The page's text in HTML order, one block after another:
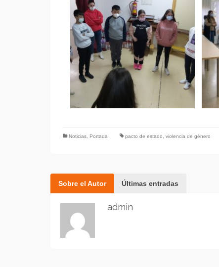
Noticias Portada pacto de estado violencia de género
Sobre el Autor Últimas entradas
admin